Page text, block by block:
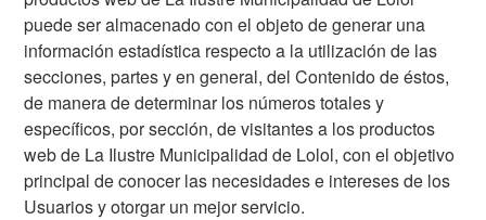
puede ser almacenado con el objeto de generar una
información estadística respecto a la utilización de las
secciones, partes y en general, del Contenido de éstos,
de manera de determinar los números totales y
específicos, por sección, de visitantes a los productos
web de La Ilustre Municipalidad de Lolol, con el objetivo
principal de conocer las necesidades e intereses de los
Usuarios y otorgar un mejor servicio.